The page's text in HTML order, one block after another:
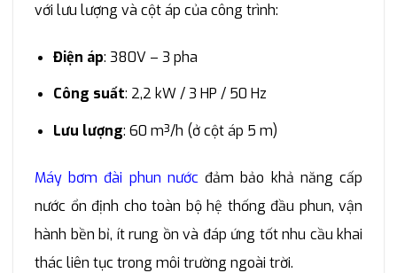
với lưu lượng và cột áp của công trình:
Điện áp: 380V – 3 pha
Công suất: 2,2 kW / 3 HP / 50 Hz
Lưu lượng: 60 m³/h (ở cột áp 5 m)
Máy bơm đài phun nướcđảm bảo khả năng cấp
nước ổn định cho toàn bộ hệ thống đầu phun, vận
hành bền bỉ, ít rung ồn và đáp ứng tốt nhu cầu khai
thác liên tục trong môi trường ngoài trời.